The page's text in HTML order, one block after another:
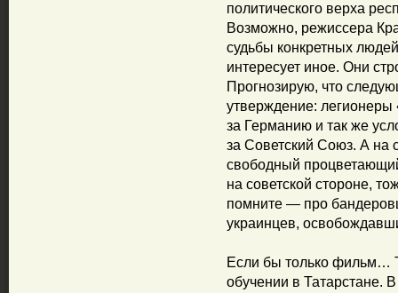
политического верха
Возможно, режиссера
судьбы конкретных
интересует иное. Они
Прогнозирую, что
утверждение: легионеры
за Германию и так же
за Советский Союз. А на
свободный
на советской стороне,
помните — про
украинцев,
Если бы только фильм…
обучении в Татарстане.